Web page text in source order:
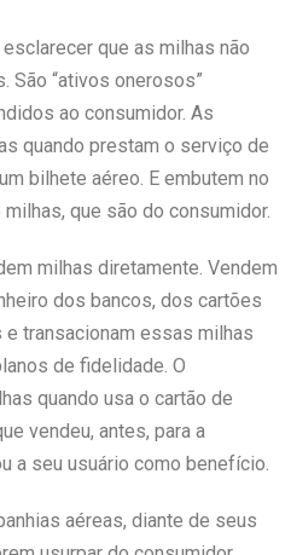
que as milhas não
São “ativos onerosos”
ao consumidor. As
quando prestam o serviço de
bilhete aéreo. E embutem no
que são do consumidor.
milhas diretamente. Vendem
dos bancos, dos cartões
transacionam essas milhas
de fidelidade. O
quando usa o cartão de
vendeu, antes, para a
a seu usuário como benefício.
aéreas, diante de seus